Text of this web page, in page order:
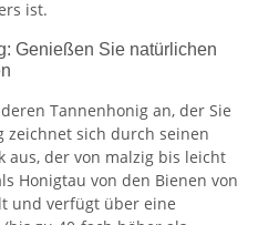
ist.
Genießen Sie natürlichen
Tannenhonig an, der Sie
zeichnet sich durch seinen
aus, der von malzig bis leicht
Honigtau von den Bienen von
und verfügt über eine